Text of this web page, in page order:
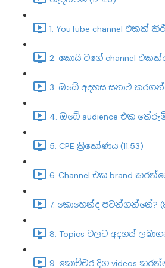
1. YouTube channel එකක්
2. කොයි වගේ channel
3. ඔබේ අදහස සනාථ
4. ඔබේ audience එක
5. CPE ත්‍රිකෝණය (11:53)
6. Channel එක brand
7. කොහෙන්ද පටන්ගන්නේ?
8. Topics වලට අදහස්
9. කොච්චර දිග videos